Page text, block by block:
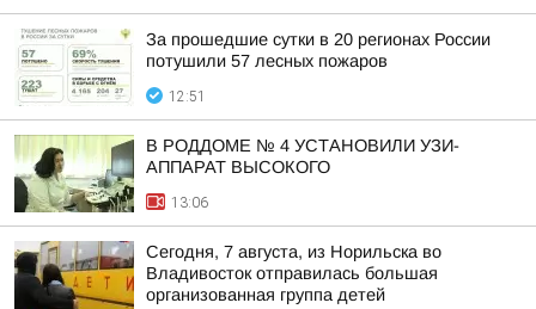
За прошедшие сутки в 20 регионах России
потушили 57 лесных пожаров
12:51
В РОДДОМЕ № 4 УСТАНОВИЛИ УЗИ-
АППАРАТ ВЫСОКОГО
13:06
Сегодня, 7 августа, из Норильска во
Владивосток отправилась большая
организованная группа детей